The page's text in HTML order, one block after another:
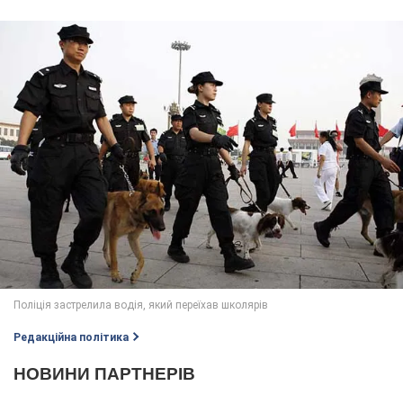
Редакційна політика